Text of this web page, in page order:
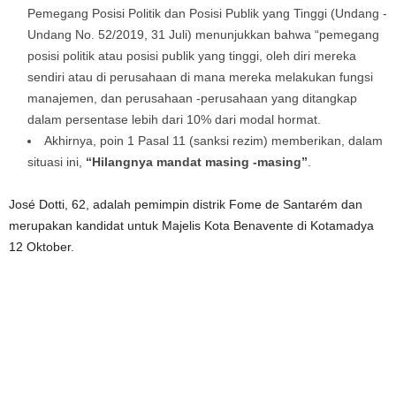
Pemegang Posisi Politik dan Posisi Publik yang Tinggi (Undang -
Undang No. 52/2019, 31 Juli) menunjukkan bahwa “pemegang
posisi politik atau posisi publik yang tinggi, oleh diri mereka
sendiri atau di perusahaan di mana mereka melakukan fungsi
manajemen, dan perusahaan -perusahaan yang ditangkap
dalam persentase lebih dari 10% dari modal hormat.
Akhirnya, poin 1 Pasal 11 (sanksi rezim) memberikan, dalam
situasi ini, “Hilangnya mandat masing -masing”
José Dotti, 62, adalah pemimpin distrik Fome de Santarém dan
merupakan kandidat untuk Majelis Kota Benavente di Kotamadya
12 Oktober.